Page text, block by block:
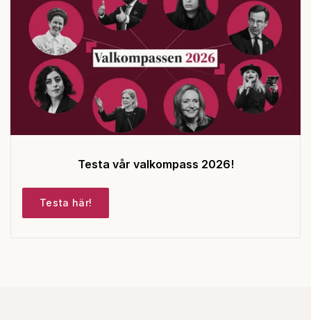
Testa vår valkompass 2026!
Testa här!